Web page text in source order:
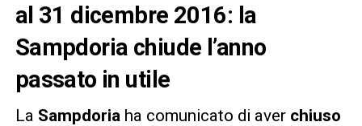
al 31 dicembre 2016: la
Sampdoria chiude l’anno
passato in utile
La Sampdoriaha comunicato di aver chiuso